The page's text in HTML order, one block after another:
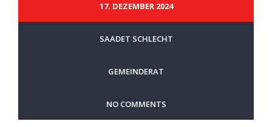
17. DEZEMBER 2024
SAADET SCHLECHT
GEMEINDERAT
NO COMMENTS